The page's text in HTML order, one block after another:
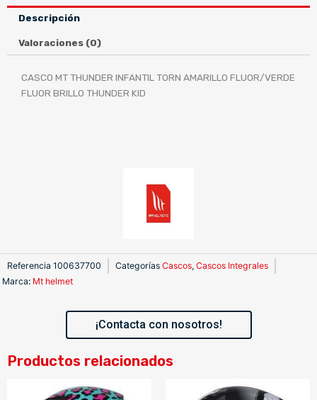
TORN
AMARILLO
FLUOR/VERDE
FLUOR
cantidad
Descripción
Valoraciones (0)
CASCO MT THUNDER INFANTIL TORN AMARILLO FLUOR/VERDE
FLUOR BRILLO THUNDER KID
Referencia 100637700 Categorías Cascos, Cascos Integrales
Marca: Mt helmet
¡Contacta con nosotros!
Productos relacionados